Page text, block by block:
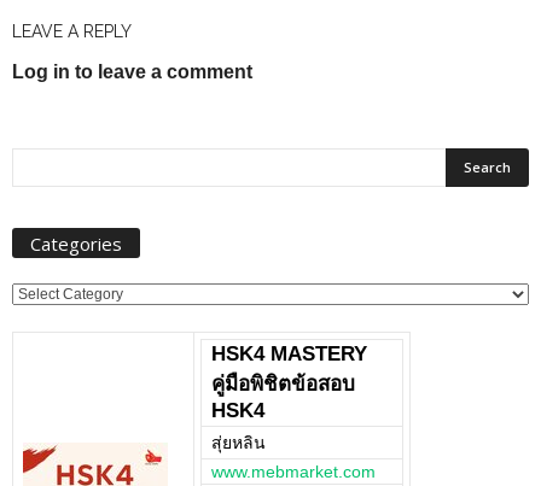
LEAVE A REPLY
Log in to leave a comment
Categories
Categories
HSK4 MASTERY
คู่มือพิชิตข้อสอบ
HSK4
สุ่ยหลิน
www.mebmarket.com